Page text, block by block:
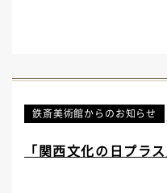
鉄斎美術館からのお知らせ
「関西文化の日プラ